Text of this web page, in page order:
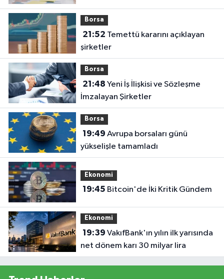
Borsa
21:52
şirketler
Borsa
21:48
İmzalayan Şirketler
Borsa
19:49
yükselişle tamamladı
Ekonomi
19:45 Bitcoin'de İki Kritik Gündem
Ekonomi
19:39
net dönem karı 30 milyar lira